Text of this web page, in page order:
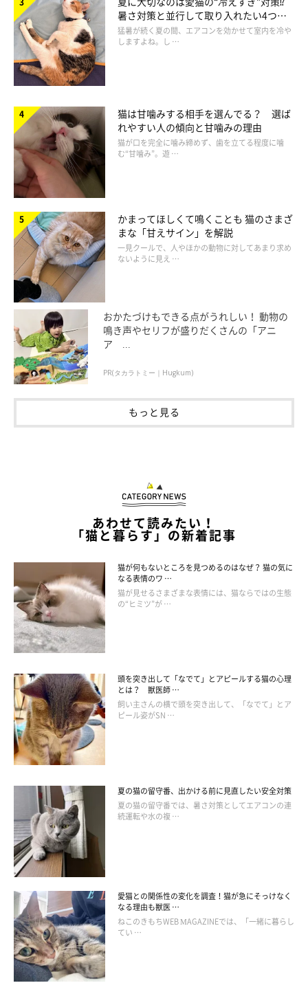
ねこのきもち投稿写真ギャラリー
ノルウェージャンフォレストキャットのダヤンちゃん。飼い主さ
んにかまってほしくて、「ニャオ♪ニャオ♪プフー♪」とお話し
しながらどこまでもくるのだそうです♪
お風呂についてくる！
ねこのきもち投稿写真ギャラリー
浴槽の縁に座っているマーティくん。お風呂までついてきてしま
うなんて、よほど飼い主さんが好きなのでしょうね♪
洗面所についてくる！
暑さ対策と並行して取り入れたい4つの
工夫
猛暑が続く夏の間、エアコンを効かせて室内を冷や
しますよね。し …
猫は甘噛みする相手を選んでる？ 選ば
れやすい人の傾向と甘噛みの理由
猫が口を完全に噛み締めず、歯を立てる程度に噛
む“甘噛み”。遊 …
かまってほしくて鳴くことも 猫のさまざ
まな「甘えサイン」を解説
一見クールで、人やほかの動物に対してあまり求め
ないように見え …
おかたづけもできる点がうれしい！ 動物の
鳴き声やセリフが盛りだくさんの「アニ
ア ...
PR(タカラトミー｜Hugkum)
もっと見る
あわせて読みたい！
「猫と暮らす」の新着記事
猫が何もないところを見つめるのはなぜ？ 猫の気に
なる表情のワ …
猫が見せるさまざまな表情には、猫ならではの生態
の“ヒミツ”が …
頭を突き出して「なでて」とアピールする猫の心理
とは？ 獣医師 …
飼い主さんの横で頭を突き出して、「なでて」とア
ピール姿がSN …
夏の猫の留守番、出かける前に見直したい安全対策
夏の猫の留守番では、暑さ対策としてエアコンの連
続運転や水の複 …
愛猫との関係性の変化を調査！猫が急にそっけなく
なる理由も獣医 …
ねこのきもちWEB MAGAZINEでは、「一緒に暮らし
てい …